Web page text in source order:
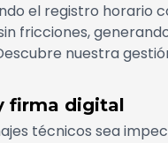
el registro
fricciones,
nuestra
firma digital
técnicos sea